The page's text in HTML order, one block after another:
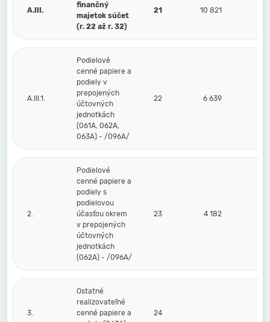
A.III.
finančný
majetok súčet
(r. 22 až r. 32)
21 10 821
A.III.1.
Podielové
cenné papiere a
podiely v
prepojených
účtovných
jednotkách
(061A, 062A,
063A) - /096A/
22 6 639
2.
Podielové
cenné papiere a
podiely s
podielovou
účasťou okrem
v prepojených
účtovných
jednotkách
(062A) - /096A/
23 4 182
3.
Ostatné
realizovateľné
cenné papiere a
24